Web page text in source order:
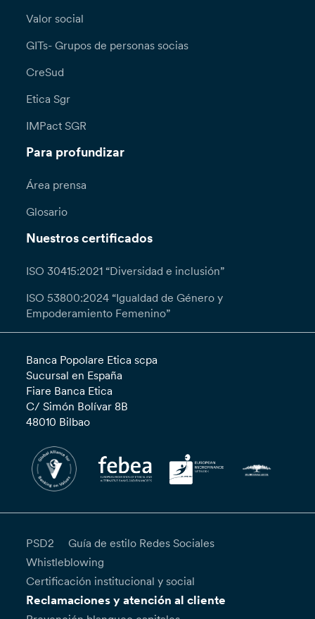
Valor social
GITs- Grupos de personas socias
CreSud
Etica Sgr
IMPact SGR
Para profundizar
Área prensa
Glosario
Nuestros certificados
ISO 30415:2021 “Diversidad e inclusión”
ISO 53800:2024 “Igualdad de Género y
Empoderamiento Femenino”
Banca Popolare Etica scpa
Sucursal en España
Fiare Banca Etica
C/ Simón Bolívar 8B
48010 Bilbao
PSD2
Guía de estilo Redes Sociales
Whistleblowing
Certificación institucional y social
Reclamaciones y atención al cliente